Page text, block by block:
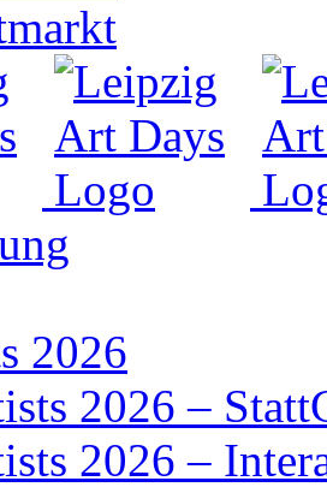
2026
2026 –
2026 –